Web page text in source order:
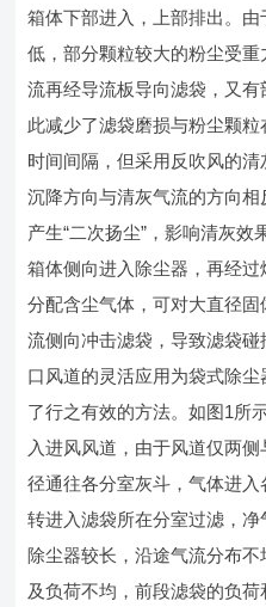
箱体下部进入，上部排出。
低，部分颗粒较大的粉尘受
流再经导流板导向滤袋，又
此减少了滤袋磨损与粉尘颗
时间间隔，但采用反吹风的
沉降方向与清灰气流的方向
产生“二次扬尘”，影响清灰
箱体侧向进入除尘器，再经
分配含尘气体，可对大直径
流侧向冲击滤袋，导致滤袋
口风道的灵活应用为袋式除
了行之有效的方法。如图1所
入进风风道，由于风道仅两
径通往各分室灰斗，气体进
转进入滤袋所在分室过滤，
除尘器较长，沿途气流分布
及负荷不均，前段滤袋的负